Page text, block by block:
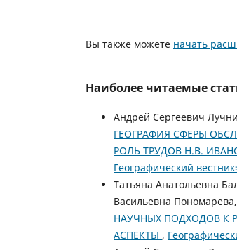
Вы также можете начать
Наиболее читаемые
Андрей Сергеевич
ГЕОГРАФИЯ СФЕРЫ
РОЛЬ ТРУДОВ Н.В.
Географический
Татьяна Анатольевна
Васильевна
НАУЧНЫХ ПОДХОДОВ К
АСПЕКТЫ ,